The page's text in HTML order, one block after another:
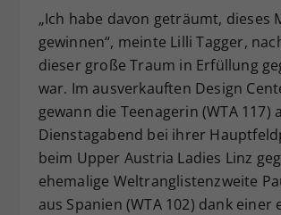
„Ich habe davon geträumt, dieses
gewinnen“, meinte Lilli Tagger,
dieser große Traum in Erfüllung
war. Im ausverkauften Design
gewann die Teenagerin (WTA 117)
Dienstagabend bei ihrer
beim Upper Austria Ladies Linz
ehemalige Weltranglistenzweite
aus Spanien (WTA 102) dank einer
Zweck
Dieser Wert speichert
Einstellungen. Unter
zufällig generierte ID,
historische Speicherung
vorgenommen
Webseiten-Betreiber dies
hat.